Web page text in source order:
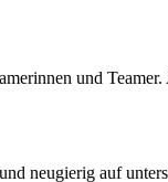
und
neugierig auf